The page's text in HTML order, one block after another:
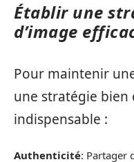
Établir une
d’image
Pour maintenir
une stratégie bien
indispensable :
Authenticité: Partager